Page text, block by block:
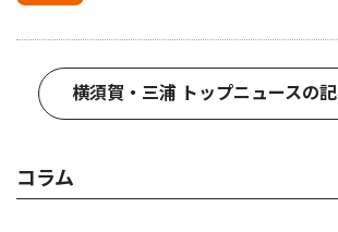
横須賀・三浦 トップニュースの
コラム